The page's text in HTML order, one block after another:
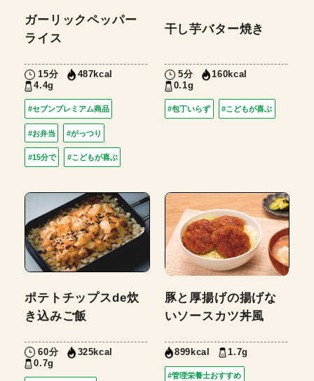
ガーリックペッパー
ライス
15分
487kcal
4.4g
#セブンプレミアム商品
#お弁当 #がっつり
#15分で #こどもが喜ぶ
干し芋バター焼き
5分
160kcal
0.1g
#包丁いらず #こどもが喜ぶ
ポテトチップスde炊
き込みご飯
60分
325kcal
0.7g
豚と厚揚げの揚げな
いソースカツ丼風
899kcal 1.7g
#管理栄養士おすすめ